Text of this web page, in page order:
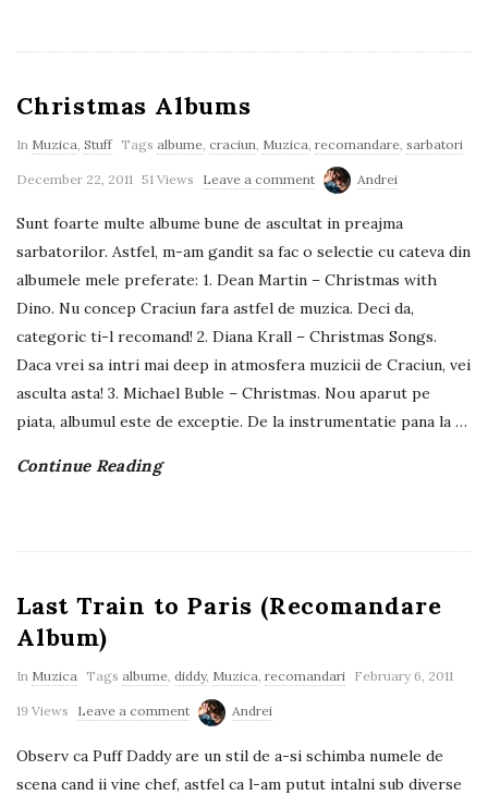
Christmas Albums
In Muzica Stuff Tags albume craciun Muzica recomandare sarbatori
December 22, 2011 51 Views Leave a comment Andrei
Sunt foarte multe albume bune de ascultat in preajma
sarbatorilor. Astfel, m-am gandit sa fac o selectie cu cateva din
albumele mele preferate: 1. Dean Martin – Christmas with
Dino. Nu concep Craciun fara astfel de muzica. Deci da,
categoric ti-l recomand! 2. Diana Krall – Christmas Songs.
Daca vrei sa intri mai deep in atmosfera muzicii de Craciun, vei
asculta asta! 3. Michael Buble – Christmas. Nou aparut pe
piata, albumul este de exceptie. De la instrumentatie pana la …
Continue Reading
Last Train to Paris (Recomandare
Album)
In Muzica Tags albume, diddy, Muzica, recomandari February 6, 2011
19 Views Leave a comment Andrei
Observ ca Puff Daddy are un stil de a-si schimba numele de
scena cand ii vine chef, astfel ca l-am putut intalni sub diverse